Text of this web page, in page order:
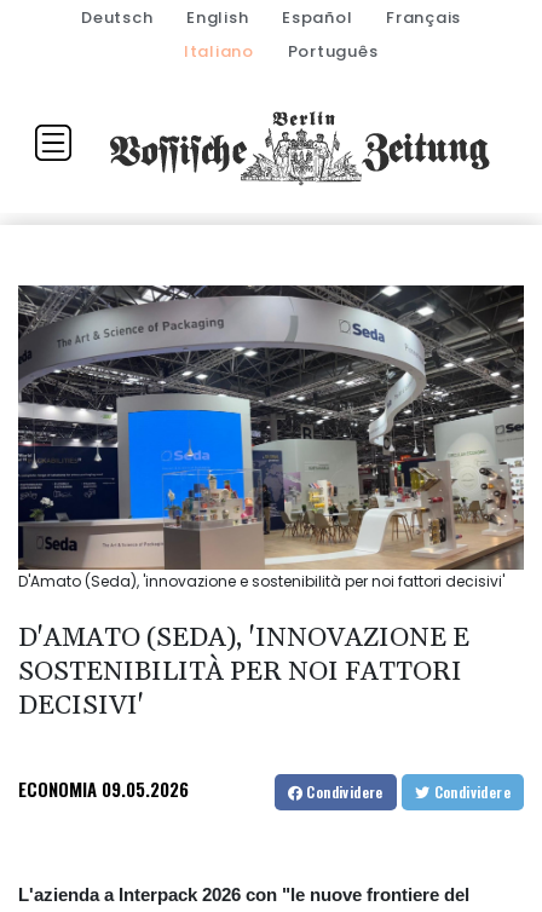
Deutsch English Español
Français
Italiano
Português
D'Amato (Seda), 'innovazione e sostenibilità per noi fattori decisivi'
D'AMATO (SEDA), 'INNOVAZIONE E
SOSTENIBILITÀ PER NOI FATTORI
DECISIVI'
ECONOMIA 09.05.2026 Condividere Condividere
L'azienda a Interpack 2026 con "le nuove frontiere del